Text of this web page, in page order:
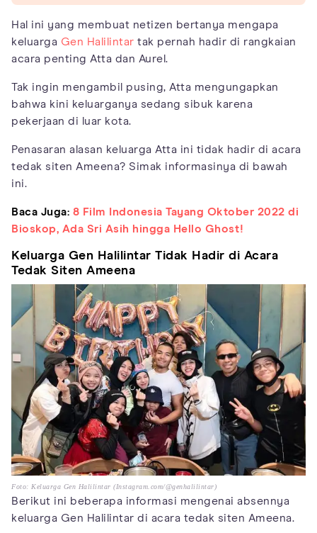
Hal ini yang membuat netizen bertanya mengapa
keluarga Gen Halilintar tak pernah hadir di rangkaian
acara penting Atta dan Aurel.
Tak ingin mengambil pusing, Atta mengungapkan
bahwa kini keluarganya sedang sibuk karena
pekerjaan di luar kota.
Penasaran alasan keluarga Atta ini tidak hadir di acara
tedak siten Ameena? Simak informasinya di bawah
ini.
Baca Juga: 8 Film Indonesia Tayang Oktober 2022 di
Bioskop, Ada Sri Asih hingga Hello Ghost!
Keluarga Gen Halilintar Tidak Hadir di Acara
Tedak Siten Ameena
Foto: Keluarga Gen Halilintar (Instagram.com/@genhalilintar)
Berikut ini beberapa informasi mengenai absennya
keluarga Gen Halilintar di acara tedak siten Ameena.